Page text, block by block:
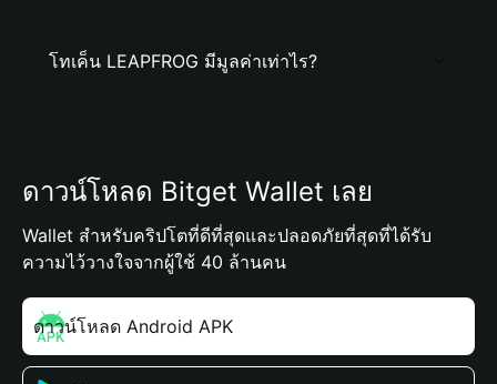
โทเค็น LEAPFROG มีมูลค่าเท่าไร?
ดาวน์โหลด Bitget Wallet เลย
Wallet สำหรับคริปโตที่ดีที่สุดและปลอดภัยที่สุดที่ได้รับ
ความไว้วางใจจากผู้ใช้ 40 ล้านคน
ดาวน์โหลด Android APK